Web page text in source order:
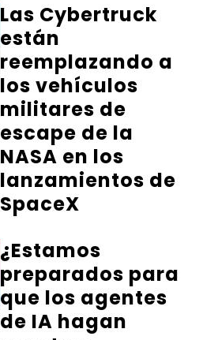
Las Cybertruck
están
reemplazando a
los vehículos
militares de
escape de la
NASA en los
lanzamientos de
SpaceX
¿Estamos
preparados para
que los agentes
de IA hagan